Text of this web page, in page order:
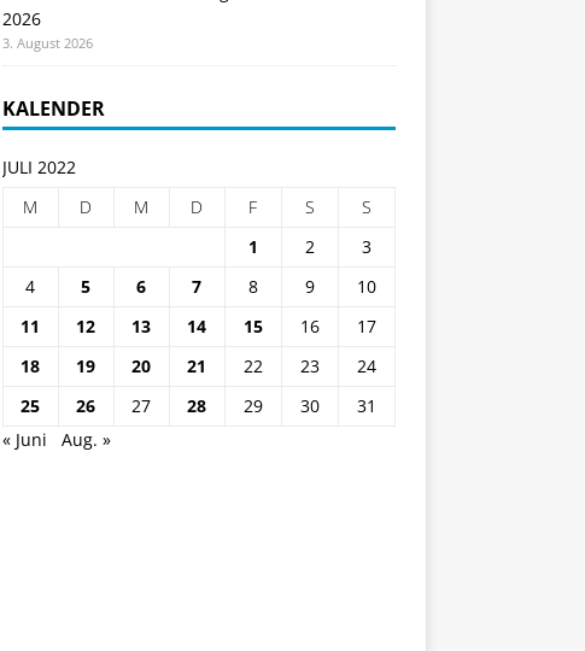
2026
3. August 2026
KALENDER
JULI 2022
M
D M D F S
S
1
2
3
4
5 6 7 8 9
10
11
12 13 14 15 16
17
18
19 20 21 22 23
24
25
26 27 28 29 30
31
« Juni
Aug. »